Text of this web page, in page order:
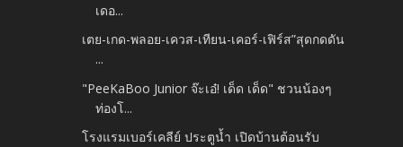
เดอ...
เตย-เกด-พลอย-เควส-เทียน-เคอร์-เฟิร์ส”สุดกดดัน
...
"PeeKaBoo Junior จ๊ะเอ๋! เด็ด เด็ด" ชวนน้องๆ
ท่องโ...
โรงแรมเบอร์เคลีย์ ประตูน้ำ เปิดบ้านต้อนรับ